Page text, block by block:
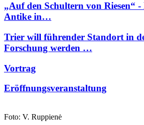
„Auf den Schultern von Riesen“
Antike in…
Trier will führender Standort in
Forschung werden …
Vortrag
Eröffnungsveranstaltung
Foto: V. Ruppienė